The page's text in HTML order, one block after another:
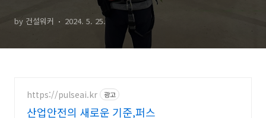
by 건설워커 2024. 5. 25.
https://pulseai.kr 광고
산업안전의 새로운 기준,퍼스